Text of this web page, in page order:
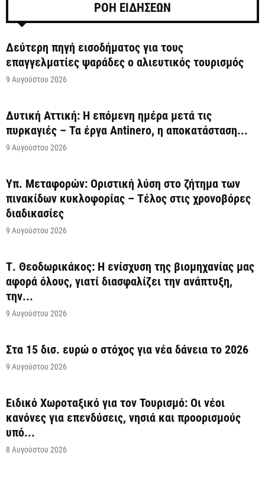
ΡΟΗ ΕΙΔΗΣΕΩΝ
Δεύτερη πηγή εισοδήματος για τους
επαγγελματίες ψαράδες ο αλιευτικός τουρισμός
9 Αυγούστου 2026
Δυτική Αττική: Η επόμενη ημέρα μετά τις
πυρκαγιές – Τα έργα Antinero, η αποκατάσταση...
9 Αυγούστου 2026
Υπ. Μεταφορών: Οριστική λύση στο ζήτημα των
πινακίδων κυκλοφορίας – Τέλος στις χρονοβόρες
διαδικασίες
9 Αυγούστου 2026
Τ. Θεοδωρικάκος: Η ενίσχυση της βιομηχανίας μας
αφορά όλους, γιατί διασφαλίζει την ανάπτυξη,
την...
9 Αυγούστου 2026
Στα 15 δισ. ευρώ ο στόχος για νέα δάνεια το 2026
9 Αυγούστου 2026
Ειδικό Χωροταξικό για τον Τουρισμό: Οι νέοι
κανόνες για επενδύσεις, νησιά και προορισμούς
υπό...
8 Αυγούστου 2026